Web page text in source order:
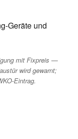
Geräte und
mit Fixpreis —
wird gewarnt;
Eintrag.